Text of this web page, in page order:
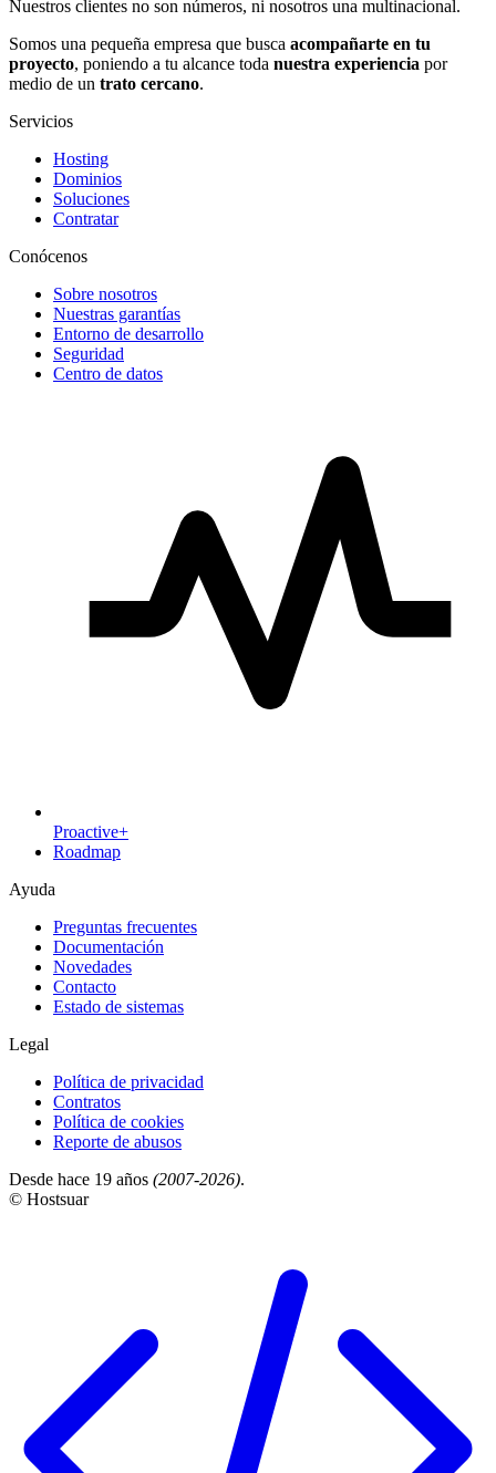
Nuestros clientes no son números, ni nosotros una multinacional.
Somos una pequeña empresa que busca acompañarte en tu
proyecto, poniendo a tu alcance toda nuestra experiencia por
medio de un trato cercano.
Servicios
Hosting
Dominios
Soluciones
Contratar
Conócenos
Sobre nosotros
Nuestras garantías
Entorno de desarrollo
Seguridad
Centro de datos
Proactive+
Roadmap
Ayuda
Preguntas frecuentes
Documentación
Novedades
Contacto
Estado de sistemas
Legal
Política de privacidad
Contratos
Política de cookies
Reporte de abusos
Desde hace 19 años (2007-2026).
© Hostsuar